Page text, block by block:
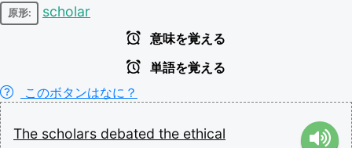
原形: scholar
意味を覚える
単語を覚える
このボタンはなに？
The scholars debated the ethical